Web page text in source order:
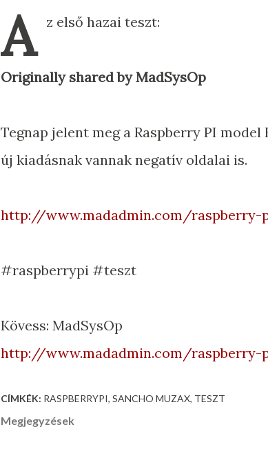
A z első hazai teszt:
Originally shared by MadSysOp
Tegnap jelent meg a Raspberry PI
új kiadásnak vannak negatív oldalai is.
http://www.madadmin.com/
#raspberrypi #teszt
Kövess: MadSysOp
http://www.madadmin.com/raspberry-
CÍMKÉK: RASPBERRYPI SANCHO MUZAX TESZT
Megjegyzések